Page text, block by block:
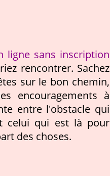
ligne sans inscription
rencontrer. Sachez
sur le bon chemin,
encouragements à
entre l'obstacle qui
celui qui est là pour
des choses.